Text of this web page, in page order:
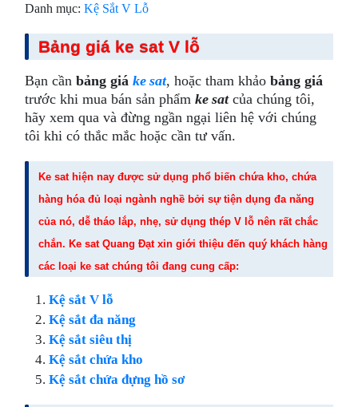
Danh mục:Kệ Sắt V Lỗ
Bảng giá ke sat V lỗ
Bạn cầnbảng giáke sat, hoặc tham khảobảng giá
trước khi mua bán sản phẩmke satcủa chúng tôi,
hãy xem qua và đừng ngần ngại liên hệ với chúng
tôi khi có thắc mắc hoặc cần tư vấn.
Ke sat hiện nay được sử dụng phổ biến chứa kho, chứa
hàng hóa đủ loại ngành nghề bởi sự tiện dụng đa năng
của nó, dễ tháo lắp, nhẹ, sử dụng thép V lỗ nên rất chắc
chắn. Ke sat Quang Đạt xin giới thiệu đến quý khách hàng
các loại ke sat chúng tôi đang cung cấp:
Kệ sắt V lỗ
Kệ sắt đa năng
Kệ sắt siêu thị
Kệ sắt chứa kho
Kệ sắt chứa đựng hồ sơ